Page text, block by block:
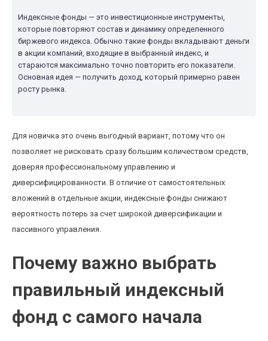
Индексные фонды — это инвестиционные инструменты,
которые повторяют состав и динамику определенного
биржевого индекса. Обычно такие фонды вкладывают деньги
в акции компаний, входящие в выбранный индекс, и
стараются максимально точно повторить его показатели.
Основная идея — получить доход, который примерно равен
росту рынка.
Для новичка это очень выгодный вариант, потому что он
позволяет не рисковать сразу большим количеством средств,
доверяя профессиональному управлению и
диверсифицированности. В отличие от самостоятельных
вложений в отдельные акции, индексные фонды снижают
вероятность потерь за счет широкой диверсификации и
пассивного управления.
Почему важно выбрать
правильный индексный
фонд с самого начала